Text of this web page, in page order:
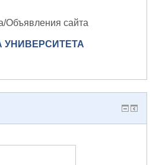
Объявления сайта
УНИВЕРСИТЕТА